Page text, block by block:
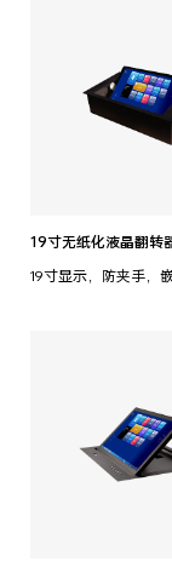
19寸无纸化液晶翻转
19寸显示，防夹手，